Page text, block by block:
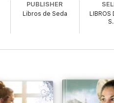
a que se trata de alguien
siempre ha buscado?
PUBLISHER
Libros de Seda
LIBROS